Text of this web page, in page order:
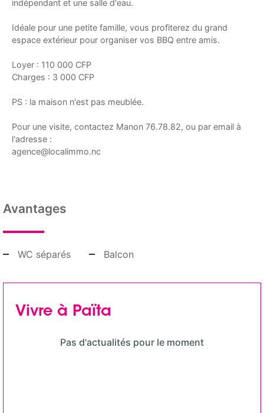
indépendant et une salle d'eau.
Idéale pour une petite famille, vous profiterez du grand
espace extérieur pour organiser vos BBQ entre amis.
Loyer : 110 000 CFP
Charges : 3 000 CFP
PS : la maison n'est pas meublée.
Pour une visite, contactez Manon 76.78.82, ou par email à
l'adresse :
agence@localimmo.nc
Avantages
WC séparés Balcon
Vivre à Païta
Pas d'actualités pour le moment